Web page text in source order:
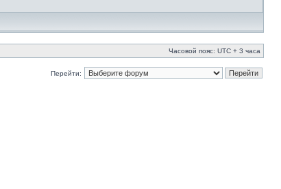
Часовой пояс: UTC + 3 часа
Перейти: